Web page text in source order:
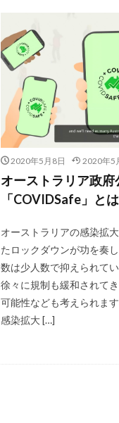
2020年5月8日 2020年5
オーストラリア政府
「COVIDSafe」と
オーストラリアの感染拡
たロックダウンが功を奏
数は少人数で抑えられて
徐々に規制も緩和されて
可能性なども考えられま
感染拡大 […]